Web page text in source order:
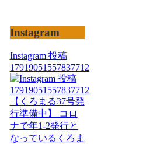
Instagram
Instagram 投稿
17919051557837712
【くろまる37号発
行準備中】 コロ
ナで年1-2発行と
なっているくろま